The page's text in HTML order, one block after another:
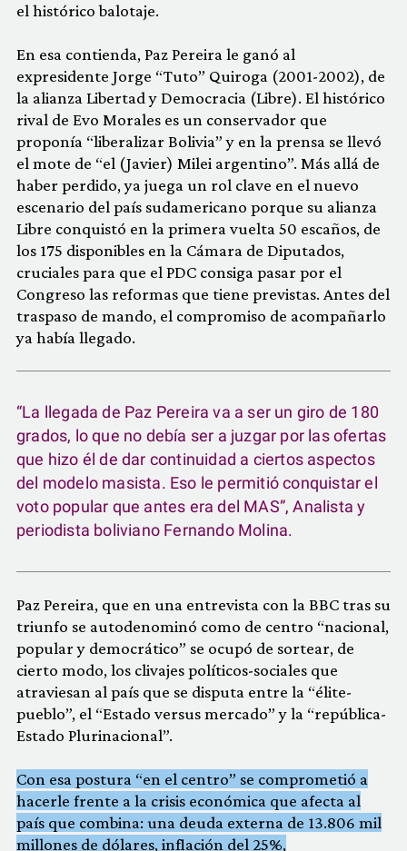
el histórico balotaje.
En esa contienda, Paz Pereira le ganó al
expresidente Jorge “Tuto” Quiroga (2001-2002), de
la alianza Libertad y Democracia (Libre). El histórico
rival de Evo Morales es un conservador que
proponía “liberalizar Bolivia” y en la prensa se llevó
el mote de “el (Javier) Milei argentino”. Más allá de
haber perdido, ya juega un rol clave en el nuevo
escenario del país sudamericano porque su alianza
Libre conquistó en la primera vuelta 50 escaños, de
los 175 disponibles en la Cámara de Diputados,
cruciales para que el PDC consiga pasar por el
Congreso las reformas que tiene previstas. Antes del
traspaso de mando, el compromiso de acompañarlo
ya había llegado.
“La llegada de Paz Pereira va a ser un giro de 180
grados, lo que no debía ser a juzgar por las ofertas
que hizo él de dar continuidad a ciertos aspectos
del modelo masista. Eso le permitió conquistar el
voto popular que antes era del MAS”, Analista y
periodista boliviano Fernando Molina.
Paz Pereira, que en una entrevista con la BBC tras su
triunfo se autodenominó como de centro “nacional,
popular y democrático” se ocupó de sortear, de
cierto modo, los clivajes políticos-sociales que
atraviesan al país que se disputa entre la “élite-
pueblo”, el “Estado versus mercado” y la “república-
Estado Plurinacional”.
Con esa postura “en el centro” se comprometió a
hacerle frente a la crisis económica que afecta al
país que combina: una deuda externa de 13.806 mil
millones de dólares, inflación del 25%,